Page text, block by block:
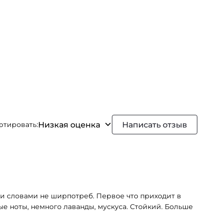
Низкая оценка Написать отзыв
словами не ширпотреб. Первое что приходит в
ноты, немного лаванды, мускуса. Стойкий. Больше